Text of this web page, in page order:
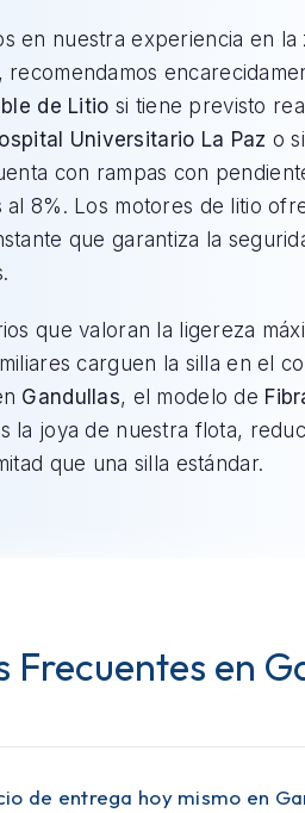
en nuestra experiencia en la
, recomendamos
de Litio si tiene previsto
Universitario La Paz o
con rampas con
al 8%. Los motores de litio
que garantiza la
que valoran la ligereza
carguen la silla en el
Gandullas, el modelo de
la joya de nuestra flota,
que una silla estándar.
Frecuentes en
de entrega hoy mismo en